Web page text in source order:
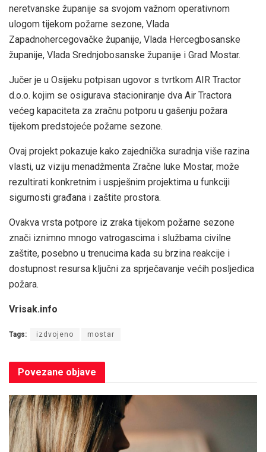
neretvanske županije sa svojom važnom operativnom
ulogom tijekom požarne sezone, Vlada
Zapadnohercegovačke županije, Vlada Hercegbosanske
županije, Vlada Srednjobosanske županije i Grad Mostar.
Jučer je u Osijeku potpisan ugovor s tvrtkom AIR Tractor
d.o.o. kojim se osigurava stacioniranje dva Air Tractora
većeg kapaciteta za zračnu potporu u gašenju požara
tijekom predstojeće požarne sezone.
Ovaj projekt pokazuje kako zajednička suradnja više razina
vlasti, uz viziju menadžmenta Zračne luke Mostar, može
rezultirati konkretnim i uspješnim projektima u funkciji
sigurnosti građana i zaštite prostora.
Ovakva vrsta potpore iz zraka tijekom požarne sezone
znači iznimno mnogo vatrogascima i službama civilne
zaštite, posebno u trenucima kada su brzina reakcije i
dostupnost resursa ključni za sprječavanje većih posljedica
požara.
Vrisak.info
Tags: izdvojeno mostar
Povezane objave